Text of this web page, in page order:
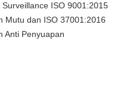
Surveillance ISO 9001:2015
Mutu dan ISO 37001:2016
Anti Penyuapan